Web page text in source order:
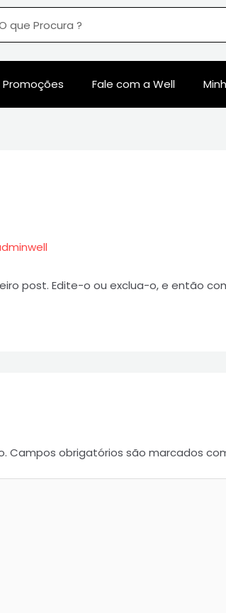
Promoções Fale com a Well
post. Edite-o ou exclua-o, e então
Campos obrigatórios são marcados